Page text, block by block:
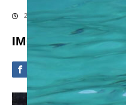
2020.09.4
IMG_2432